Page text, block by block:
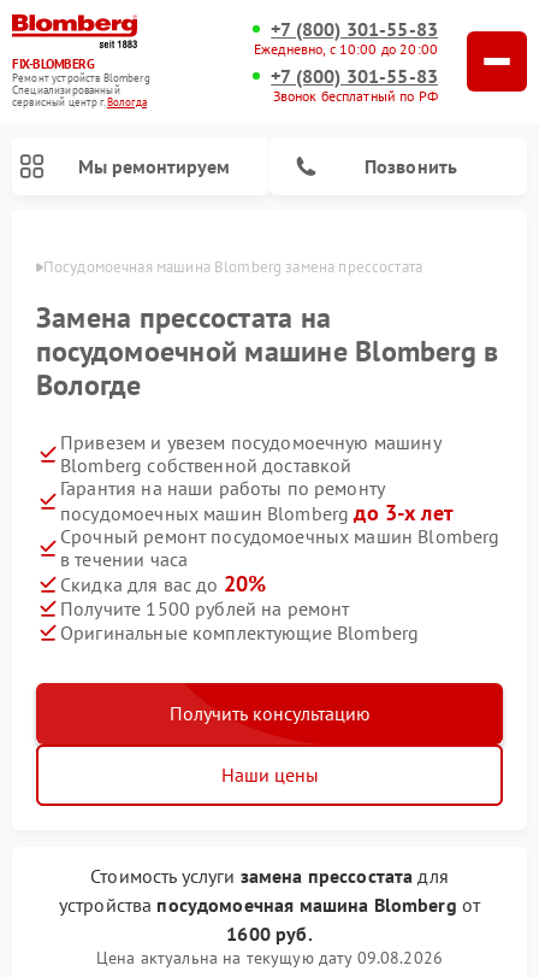
FIX-BLOMBERG
Ремонт устройств Blomberg
Специализированный
cервисный центр г.Вологда
+7 (800) 301-55-83
Ежедневно, с 10:00 до 20:00
+7 (800) 301-55-83
Звонок бесплатный по РФ
Мы ремонтируем Позвонить
Посудомоечная машина Blomberg замена прессостата
Замена прессостата на
посудомоечной машине Blomberg в
Вологде
Привезем и увезем посудомоечную машину
Blomberg собственной доставкой
Гарантия на наши работы по ремонту
посудомоечных машин Blombergдо 3-х лет
Срочный ремонт посудомоечных машин Blomberg
в течении часа
Скидка для вас до 20%
Получите 1500 рублей на ремонт
Оригинальные комплектующие Blomberg
Получить консультацию
Наши цены
Стоимость услуги замена прессостата для
устройства посудомоечная машина Blomberg от
1600 руб.
Цена актуальна на текущую дату 09.08.2026